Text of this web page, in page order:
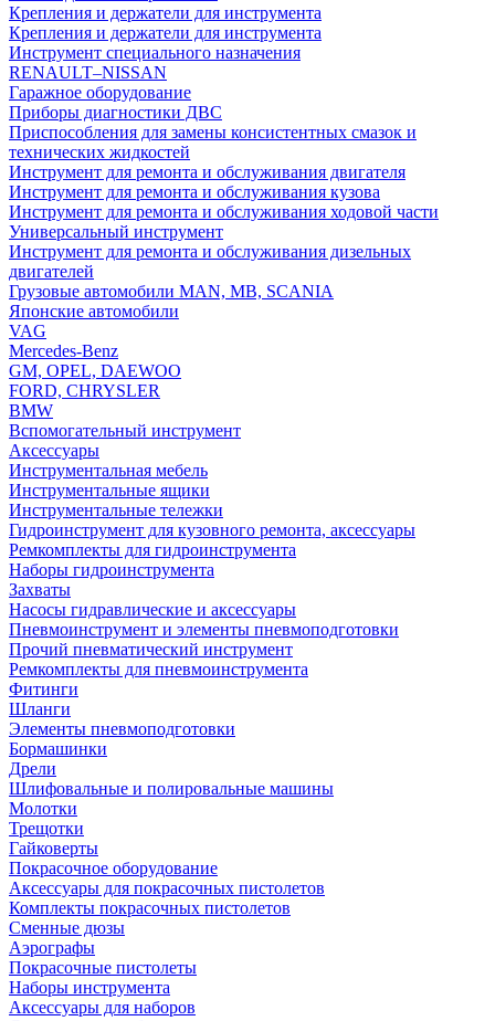
Крепления и держатели для инструмента
Крепления и держатели для инструмента
Инструмент специального назначения
RENAULT–NISSAN
Гаражное оборудование
Приборы диагностики ДВС
Приспособления для замены консистентных смазок и
технических жидкостей
Инструмент для ремонта и обслуживания двигателя
Инструмент для ремонта и обслуживания кузова
Инструмент для ремонта и обслуживания ходовой части
Универсальный инструмент
Инструмент для ремонта и обслуживания дизельных
двигателей
Грузовые автомобили MAN, MB, SCANIA
Японские автомобили
VAG
Mercedes-Benz
GM, OPEL, DAEWOO
FORD, CHRYSLER
BMW
Вспомогательный инструмент
Аксессуары
Инструментальная мебель
Инструментальные ящики
Инструментальные тележки
Гидроинструмент для кузовного ремонта, аксессуары
Ремкомплекты для гидроинструмента
Наборы гидроинструмента
Захваты
Насосы гидравлические и аксессуары
Пневмоинструмент и элементы пневмоподготовки
Прочий пневматический инструмент
Ремкомплекты для пневмоинструмента
Фитинги
Шланги
Элементы пневмоподготовки
Бормашинки
Дрели
Шлифовальные и полировальные машины
Молотки
Трещотки
Гайковерты
Покрасочное оборудование
Аксессуары для покрасочных пистолетов
Комплекты покрасочных пистолетов
Сменные дюзы
Аэрографы
Покрасочные пистолеты
Наборы инструмента
Аксессуары для наборов